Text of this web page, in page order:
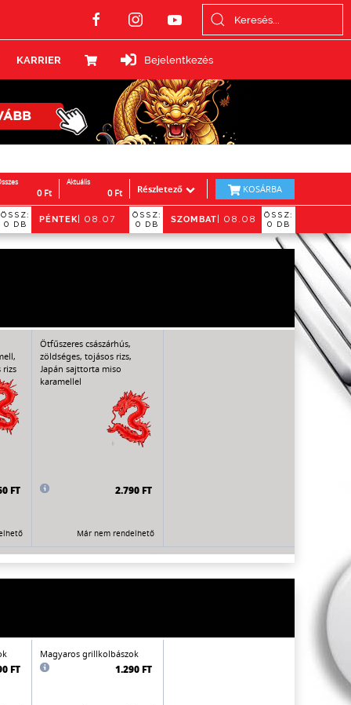
KARRIER Bejelentkezés
Ft
0
Aktuális
Ft
0 Részletező KOSÁRBA
ÖSSZ:
0 DB
PÉNTEK | 08.07
ÖSSZ:
0 DB
SZOMBAT | 08.08
ÖSSZ:
0 DB
rizs
FT
Ötfűszeres császárhús,
zöldséges, tojásos rizs,
Japán sajttorta miso
karamellel
2.790 FT
Már nem rendelhető
FT
Magyaros grillkolbászok
1.290 FT